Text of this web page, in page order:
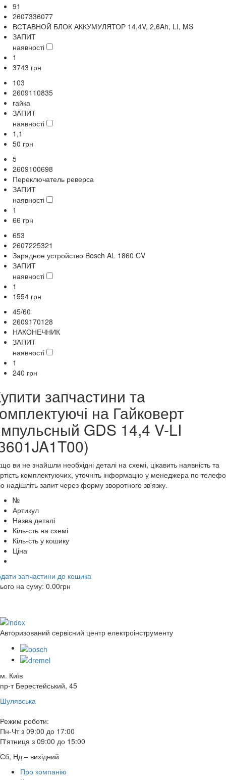
91
2607336077
ВСТАВНОЙ БЛОК АККУМУЛЯТОР 14,4V, 2,6Ah, LI, MS
ЗАПИТ
наявності
1
3743 грн
103
2609110835
гайка
ЗАПИТ
наявності
1,1
50 грн
5
2609100698
Переключатель реверса
ЗАПИТ
наявності
1
66 грн
653
2607225321
Зарядное устройство Bosch AL 1860 CV
ЗАПИТ
наявності
1
1554 грн
45/60
2609170128
НАКОНЕЧНИК
ЗАПИТ
наявності
1
240 грн
запчастини та
на Гайковерт
GDS 14,4 V-LI
ви не знайшли необхідні деталі на схемі, цікавить наявність та
комплектуючих, уточніть інформацію у менеджера по
надішліть запит через форму зворотного зв'язку.
№
Артикул
Назва деталі
Кіль-сть на схемі
Кіль-сть у кошику
Ціна
запчастини до кошика
на суму: 0.00грн
Авторизований сервісний центр електроінструменту
м. Київ
пр-т Берестейський, 45
Шулявська
Режим роботи:
Пн-Чт з 09:00 до 17:00
П'ятниця з 09:00 до 15:00
Сб, Нд – вихідний
Про компанію